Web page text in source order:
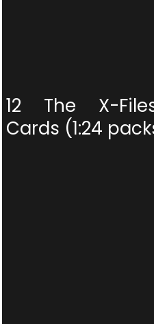
12 The X-
Cards (1:24